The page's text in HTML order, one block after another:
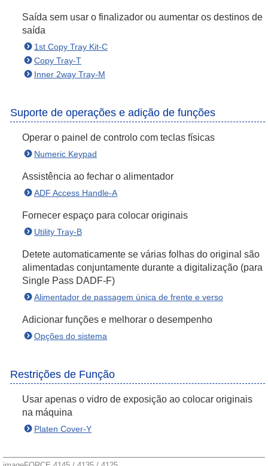
Saída sem usar o finalizador ou aumentar os destinos de
saída
1st Copy Tray Kit-C
Copy Tray-T
Inner 2way Tray-M
Suporte de operações e adição de funções
Operar o painel de controlo com teclas físicas
Numeric Keypad
Assistência ao fechar o alimentador
ADF Access Handle-A
Fornecer espaço para colocar originais
Utility Tray-B
Detete automaticamente se várias folhas do original são
alimentadas conjuntamente durante a digitalização (para
Single Pass DADF-F)
Alimentador de passagem única de frente e verso
Adicionar funções e melhorar o desempenho
Opções do sistema
Restrições de Função
Usar apenas o vidro de exposição ao colocar originais
na máquina
Platen Cover-Y